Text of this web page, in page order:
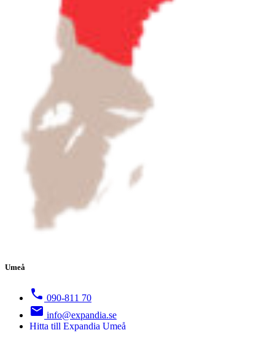
Umeå
090-811 70
info@expandia.se
Hitta till Expandia Umeå